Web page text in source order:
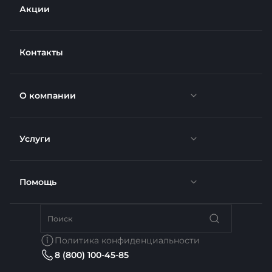
Акции
Контакты
О компании
Новости
Отзывы
Вакансии
Услуги
Доставка
Недвижимость
Помощь
Политика конфиденциальности
8 (800) 100-45-85